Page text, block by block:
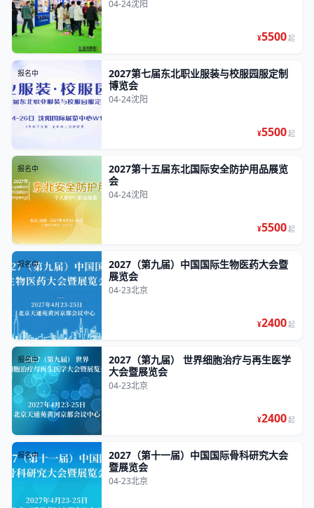
04-24沈阳
¥5500起
报名中
2027第七届东北职业服装与校服园服定制
博览会
04-24沈阳
¥5500起
报名中
2027第十五届东北国际安全防护用品展览
会
04-24沈阳
¥5500起
报名中
2027（第九届）中国国际生物医药大会暨
展览会
04-23北京
¥2400起
报名中
2027（第九届） 世界细胞治疗与再生医学
大会暨展览会
04-23北京
¥2400起
报名中
2027（第十一届）中国国际骨科研究大会
暨展览会
04-23北京